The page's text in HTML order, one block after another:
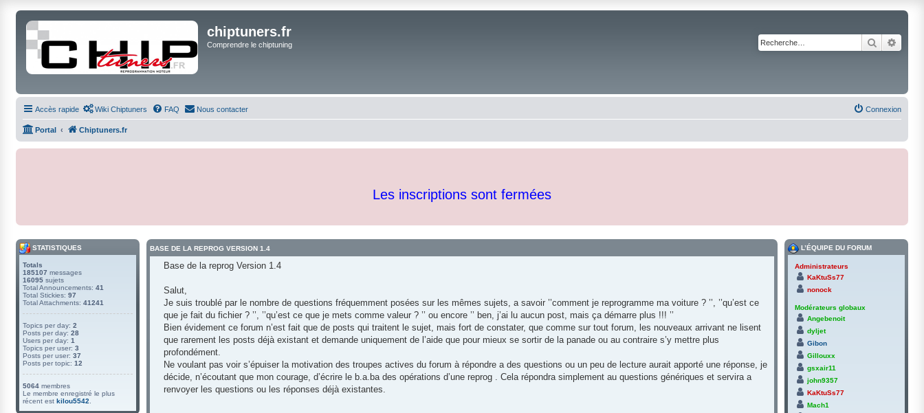
chiptuners.fr
Comprendre le chiptuning Rechercher
Accès rapide Wiki Chiptuners FAQ Nous contacter Connexion
Portal Chiptuners.fr
Les inscriptions sont fermées
BASE DE LA REPROG VERSION 1.4
Base de la reprog Version 1.4
Salut,
Je suis troublé par le nombre de questions fréquemment posées sur les mêmes sujets, a savoir ’’comment je reprogramme ma voiture ? ’’, ’’qu’est ce
que je fait du fichier ? ’’, ’’qu’est ce que je mets comme valeur ? ’’ ou encore ’’ ben, j’ai lu aucun post, mais ça démarre plus !!! ’’
Bien évidement ce forum n’est fait que de posts qui traitent le sujet, mais fort de constater, que comme sur tout forum, les nouveaux arrivant ne lisent
que rarement les posts déjà existant et demande uniquement de l’aide que pour mieux se sortir de la panade ou au contraire s’y mettre plus
profondément.
Ne voulant pas voir s’épuiser la motivation des troupes actives du forum à répondre a des questions ou un peu de lecture aurait apporté une réponse, je
décide, n’écoutant que mon courage, d’écrire le b.a.ba des opérations d’une reprog . Cela répondra simplement au questions génériques et servira a
renvoyer les questions ou les réponses déjà existantes.
STATISTIQUES
Totals
185107 messages
16095 sujets
Total Announcements: 41
Total Stickies: 97
Total Attachments: 41241
Topics per day: 2
Posts per day: 28
Users per day: 1
Topics per user: 3
Posts per user: 37
Posts per topic: 12
5064 membres
Le membre enregistré le plus
récent est kilou5542
L’ÉQUIPE DU FORUM
Administrateurs
KaKtuSs77
nonock
Modérateurs globaux
Angebenoit
dyljet
Gibon
Gillouxx
gsxair11
john9357
KaKtuSs77
Mach1